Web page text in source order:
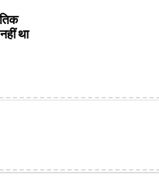
था